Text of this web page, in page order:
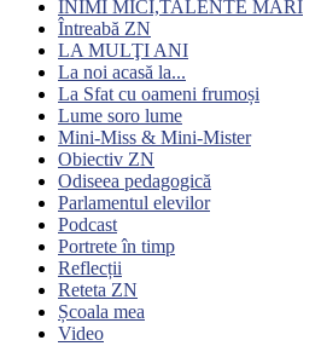
INIMI MICI,TALENTE MARI
Întreabă ZN
LA MULŢI ANI
La noi acasă la...
La Sfat cu oameni frumoși
Lume soro lume
Mini-Miss & Mini-Mister
Obiectiv ZN
Odiseea pedagogică
Parlamentul elevilor
Podcast
Portrete în timp
Reflecții
Reteta ZN
Școala mea
Video